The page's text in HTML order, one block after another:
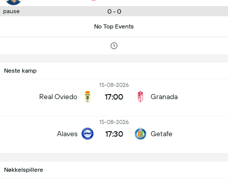
pause 0 - 0
No Top Events
Neste kamp
Real Oviedo
15-08-2026
17:00 Granada
Alaves
15-08-2026
17:30 Getafe
Nøkkelspillere